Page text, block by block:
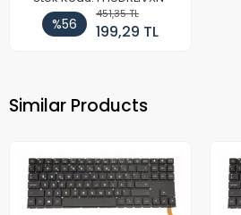
%56
451,35 TL
199,29 TL
Similar Products